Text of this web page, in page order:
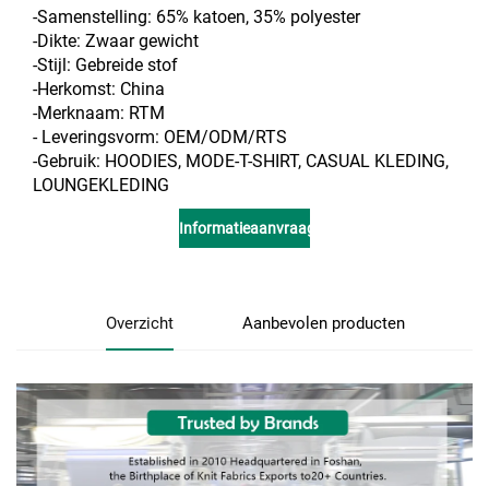
-Samenstelling: 65% katoen, 35% polyester
-Dikte: Zwaar gewicht
-Stijl: Gebreide stof
-Herkomst: China
-Merknaam: RTM
- Leveringsvorm: OEM/ODM/RTS
-Gebruik: HOODIES, MODE-T-SHIRT, CASUAL KLEDING,
LOUNGEKLEDING
Informatieaanvraag
Overzicht Aanbevolen producten